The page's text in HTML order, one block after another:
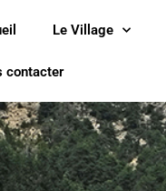
Le Village
contacter